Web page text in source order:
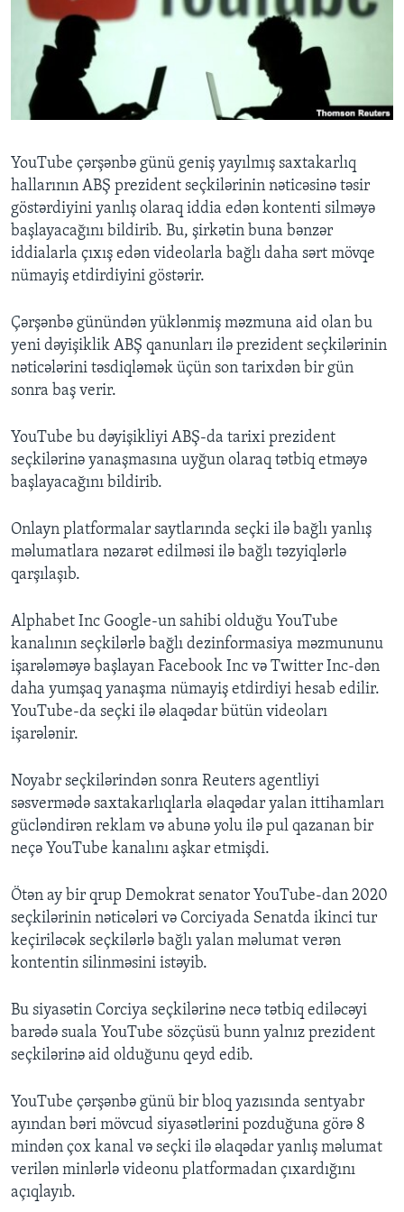
BIZI IZLƏYIN
YouTube çərşənbə günü geniş yayılmış saxtakarlıq
hallarının ABŞ prezident seçkilərinin nəticəsinə təsir
göstərdiyini yanlış olaraq iddia edən kontenti silməyə
başlayacağını bildirib. Bu, şirkətin buna bənzər
iddialarla çıxış edən videolarla bağlı daha sərt mövqe
nümayiş etdirdiyini göstərir.
Çərşənbə günündən yüklənmiş məzmuna aid olan bu
yeni dəyişiklik ABŞ qanunları ilə prezident seçkilərinin
nəticələrini təsdiqləmək üçün son tarixdən bir gün
sonra baş verir.
YouTube bu dəyişikliyi ABŞ-da tarixi prezident
seçkilərinə yanaşmasına uyğun olaraq tətbiq etməyə
başlayacağını bildirib.
Onlayn platformalar saytlarında seçki ilə bağlı yanlış
məlumatlara nəzarət edilməsi ilə bağlı təzyiqlərlə
qarşılaşıb.
Alphabet Inc Google-un sahibi olduğu YouTube
kanalının seçkilərlə bağlı dezinformasiya məzmununu
işarələməyə başlayan Facebook Inc və Twitter Inc-dən
daha yumşaq yanaşma nümayiş etdirdiyi hesab edilir.
YouTube-da seçki ilə əlaqədar bütün videoları
işarələnir.
Noyabr seçkilərindən sonra Reuters agentliyi
səsvermədə saxtakarlıqlarla əlaqədar yalan ittihamları
gücləndirən reklam və abunə yolu ilə pul qazanan bir
neçə YouTube kanalını aşkar etmişdi.
Ötən ay bir qrup Demokrat senator YouTube-dan 2020
seçkilərinin nəticələri və Corciyada Senatda ikinci tur
keçiriləcək seçkilərlə bağlı yalan məlumat verən
kontentin silinməsini istəyib.
Bu siyasətin Corciya seçkilərinə necə tətbiq ediləcəyi
barədə suala YouTube sözçüsü bunn yalnız prezident
seçkilərinə aid olduğunu qeyd edib.
YouTube çərşənbə günü bir bloq yazısında sentyabr
ayından bəri mövcud siyasətlərini pozduğuna görə 8
mindən çox kanal və seçki ilə əlaqədar yanlış məlumat
verilən minlərlə videonu platformadan çıxardığını
açıqlayıb.